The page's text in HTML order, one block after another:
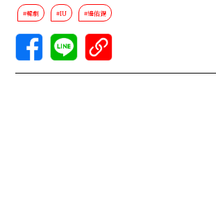
#韓劇 #IU #邊佑錫